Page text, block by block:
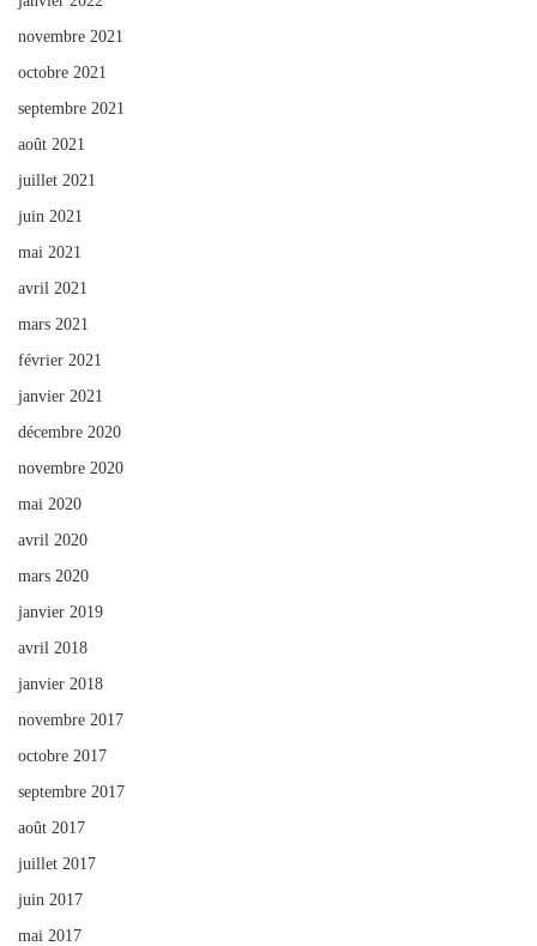
novembre 2021
octobre 2021
septembre 2021
août 2021
juillet 2021
juin 2021
mai 2021
avril 2021
mars 2021
février 2021
janvier 2021
décembre 2020
novembre 2020
mai 2020
avril 2020
mars 2020
janvier 2019
avril 2018
janvier 2018
novembre 2017
octobre 2017
septembre 2017
août 2017
juillet 2017
juin 2017
mai 2017